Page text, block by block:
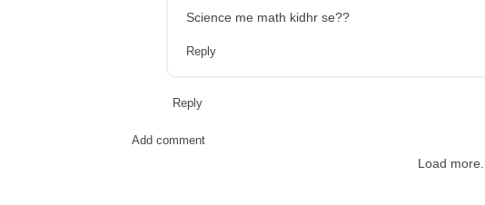
Science me math kidhr se??
Reply
Reply
Add comment
Load more...